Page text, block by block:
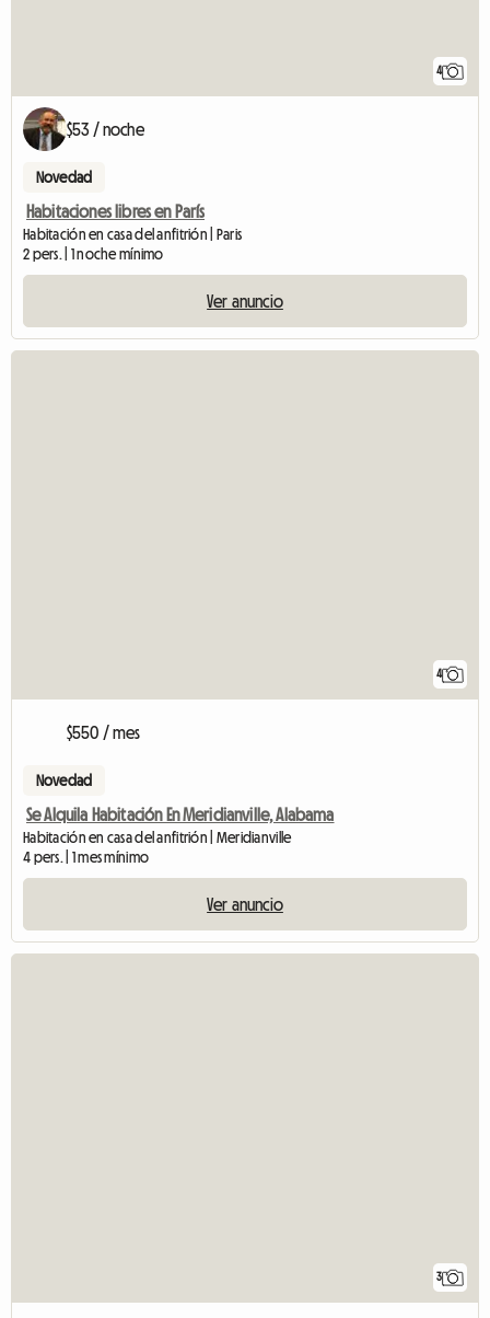
4
$53 / noche
Novedad
Habitaciones libres en París
Habitación en casa del anfitrión | Paris
2 pers. | 1 noche mínimo
Ver anuncio
4
$550 / mes
Novedad
Se Alquila Habitación En Meridianville, Alabama
Habitación en casa del anfitrión | Meridianville
4 pers. | 1 mes mínimo
Ver anuncio
3